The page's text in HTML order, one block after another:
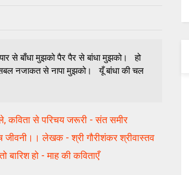
से बाँधा मुझको पैर पैर से बांधा मुझको। हो
नजाकत से नापा मुझको। यूँ बांधा की चल
कविता से परिचय जरूरी - संत समीर
जीवनी।। लेखक - श्री गौरीशंकर श्रीवास्तव
बारिश हो - माह की कविताएँ